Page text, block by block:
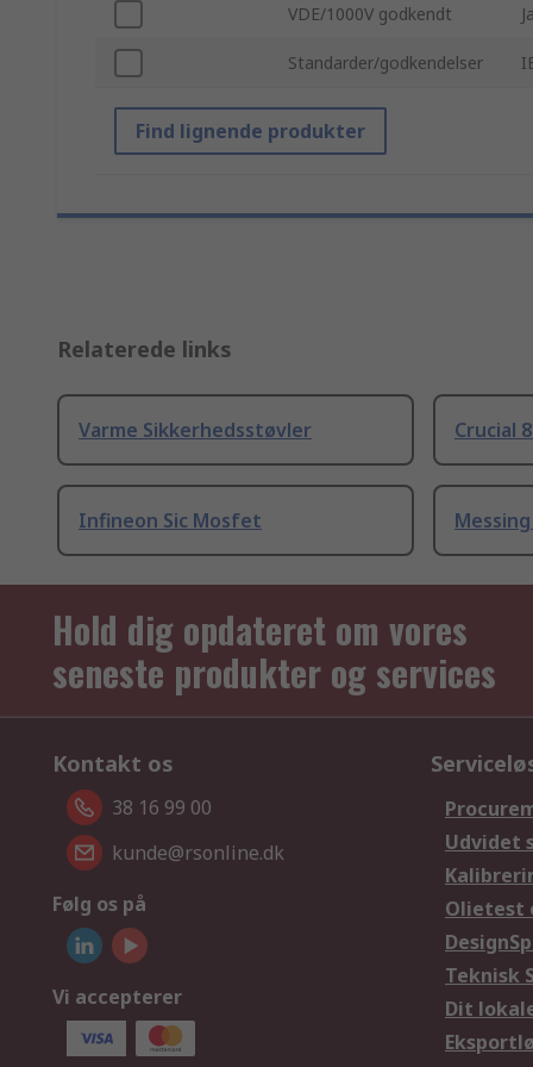
VDE/1000V godkendt Ja
Standarder/godkendelser
Find lignende produkter
Relaterede links
Varme Sikkerhedsstøvler Crucial
Infineon Sic Mosfet
Hold dig opdateret om vores
seneste produkter og services
Kontakt os
38 16 99 00
kunde@rsonline.dk
Følg os på
Vi accepterer
Udvidet
Olietest
Teknisk
Dit